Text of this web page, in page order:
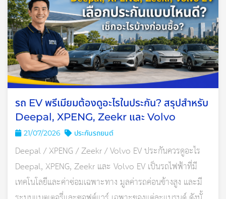
เป็นต้น
4. อย่าขับเร็วเกิน
ไม่ว่าจะขับขี่บนเส้นทางที่ชินตาหรือเส้นทางที่ไม่เคยไป ก็ควรให้
ความสำคัญกับการใช้ความเร็วรถที่เหมาะสม และทิ้งระยะห่างจาก
คันหน้าให้มากพอ เพราะความมืดอาจทำให้เห็นไม่ชัดเจนว่าสภาพ
ถนนเป็นอย่างไร มีทางเลี้ยว ทางแยก แผงกั้นทาง รถจอดไหล่ทาง
หรือมีอะไรกีดขวางอยู่บ้าง รวมทั้งมีเพื่อนร่วมถนนที่พฤติกรรมน่า
กลัวอยู่หรือไม่ โดยเฉพาะในวันที่สภาพแวดล้อมไม่เป็นใจอย่างฝน
ตกหนักหรือหมอกลงหนาก็จะยิ่งเห็นยากขึ้น ถ้าขับรถไม่เร็วเกินไป
จะช่วยให้เบรกทัน และหลีกเลี่ยงการเกิดอุบัติเหตุรุนแรงได้ทันท่วงที
รถ EV พรีเมียมต้องดูอะไรในประกัน? สรุปสำหรับ
Deepal, XPENG, Zeekr และ Volvo
21/07/2026 ประกันรถยนต์
Deepal / XPENG / Zeekr / Volvo EV ประกันควรดูอะไร
Deepal, XPENG, Zeekr และ Volvo EV เป็นรถไฟฟ้าที่มี
เทคโนโลยีและค่าซ่อมเฉพาะทาง มูลค่ารถค่อนข้างสูง และมี